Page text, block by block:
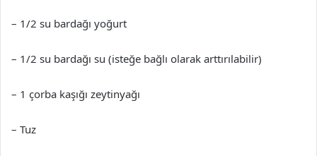
– 1/2 su bardağı yoğurt
– 1/2 su bardağı su (isteğe bağlı olarak arttırılabilir)
– 1 çorba kaşığı zeytinyağı
– Tuz